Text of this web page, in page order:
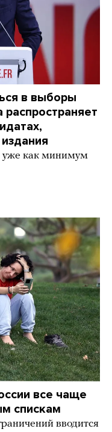
в выборы
уже как минимум
все чаще
спискам
вводится